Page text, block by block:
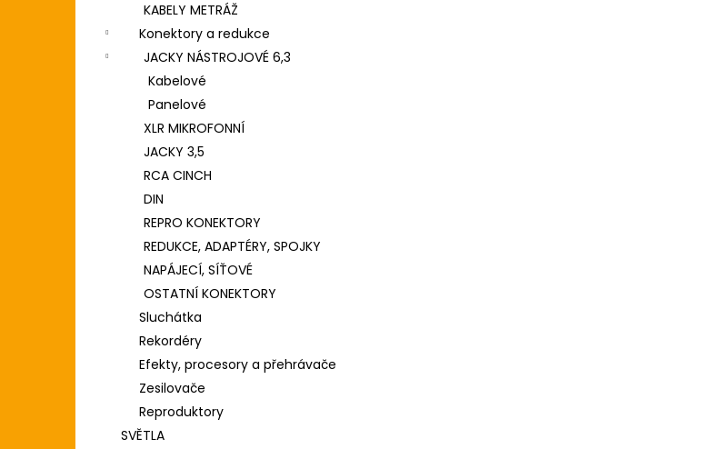
KABELY METRÁŽ
Konektory a redukce
JACKY NÁSTROJOVÉ 6,3
Kabelové
Panelové
XLR MIKROFONNÍ
JACKY 3,5
RCA CINCH
DIN
REPRO KONEKTORY
REDUKCE, ADAPTÉRY, SPOJKY
NAPÁJECÍ, SÍŤOVÉ
OSTATNÍ KONEKTORY
Sluchátka
Rekordéry
Efekty, procesory a přehrávače
Zesilovače
Reproduktory
SVĚTLA